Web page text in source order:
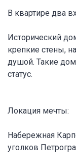
В квартире два
Исторический
крепкие стены,
душой. Такие
статус.
Локация мечты:
Набережная
уголков